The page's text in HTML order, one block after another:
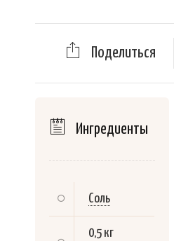
Поделиться
Ингредиенты
Соль
0,5 кг